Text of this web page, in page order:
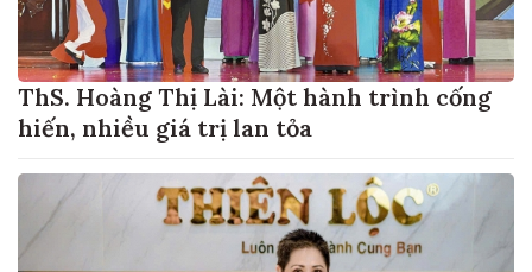
ThS. Hoàng Thị Lài: Một hành trình cống
hiến, nhiều giá trị lan tỏa